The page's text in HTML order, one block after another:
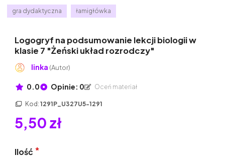
gra dydaktyczna łamigłówka
Logogryf na podsumowanie lekcji biologii w
klasie 7 "Żeński układ rozrodczy"
linka (Autor)
0.0 Opinie: 0 Oceń materiał
Kod: 1291P_U327U5-1291
5,50 zł
Ilość